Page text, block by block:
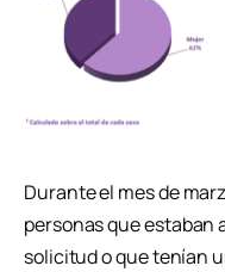
Durante el mes de
personas que estaban
solicitud o que tenían